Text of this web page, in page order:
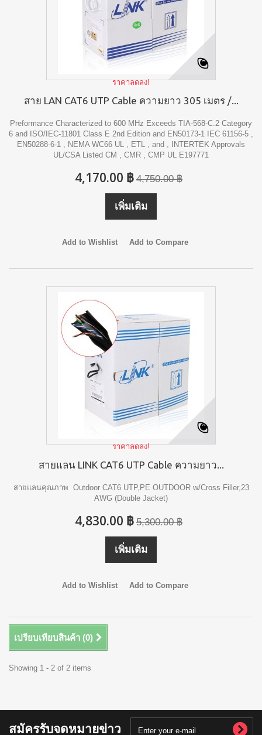
ราคาลดลง!
สาย LAN CAT6 UTP Cable ความยาว 305 เมตร /...
Preformance Characterized to 600 MHz Exceeds TIA-568-C.2 Category
6 and ISO/IEC-11801 Class E 2nd Edition and EN50173-1 IEC 61156-5 ,
EN50288-6-1 , NEMA WC66 UL , ETL , and , INTERTEK Approvals
UL/CSA Listed CM , CMR , CMP UL E197771
4,170.00 ฿ 4,750.00 ฿
เพิ่มเติม
Add to Wishlist Add to Compare
ราคาลดลง!
สายแลน LINK CAT6 UTP Cable ความยาว...
สายแลนคุณภาพ Outdoor CAT6 UTP,PE OUTDOOR w/Cross Filler,23
AWG (Double Jacket)
4,830.00 ฿ 5,300.00 ฿
เพิ่มเติม
Add to Wishlist Add to Compare
เปรียบเทียบสินค้า (0)
Showing 1 - 2 of 2 items
สมัครรับจดหมายข่าว